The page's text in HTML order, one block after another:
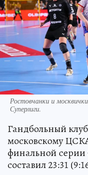
Ростовчанки и
Суперлиги.
Гандбольный
московскому
финальной
составил 23:31